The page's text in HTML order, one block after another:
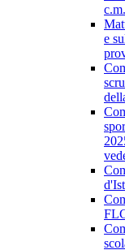
c.m.
e